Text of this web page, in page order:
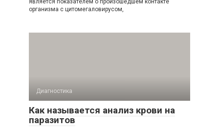
является показателем о произошедшем контакте
организма с цитомегаловирусом,
Диагностика
Как называется анализ крови на
паразитов